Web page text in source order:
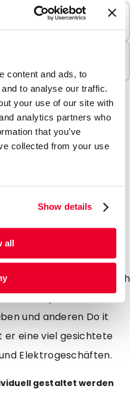
content and ads, to
to analyse our traffic.
your use of our site with
analytics partners who
that you’ve
collected from your use
Show details
all
geformte
angewendet werden
weil er einfach
ist. Der
Eurolochung
werden. Die
Auswahl an Formaten
wird unter
von z.B.Handys,
zu verpacken. Zusätzlich
gut zum
und anderen Do it
er eine viel gesichtete
Elektrogeschäften.
gestaltet werden